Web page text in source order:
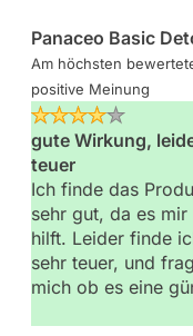
Panaceo Basic
Am höchsten
positive Meinung
gute Wirkung,
teuer
Ich finde das
sehr gut, da es mir
hilft. Leider finde
sehr teuer, und
mich ob es eine